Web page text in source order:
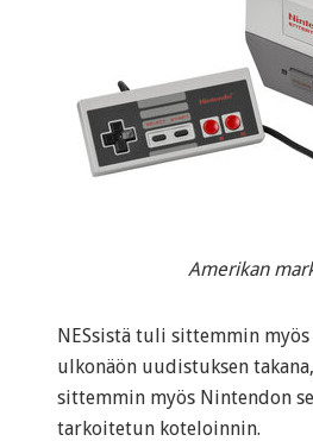
Amerikan
NESsistä tuli sittemmin
ulkonäön uudistuksen
sittemmin myös Nintendon
tarkoitetun koteloinnin.